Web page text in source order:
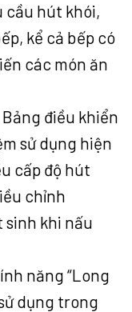
cầu hút khói,
kể cả bếp có
các món ăn
Bảng điều khiển
sử dụng hiện
cấp độ hút
chỉnh
sinh khi nấu
năng “Long
dụng trong